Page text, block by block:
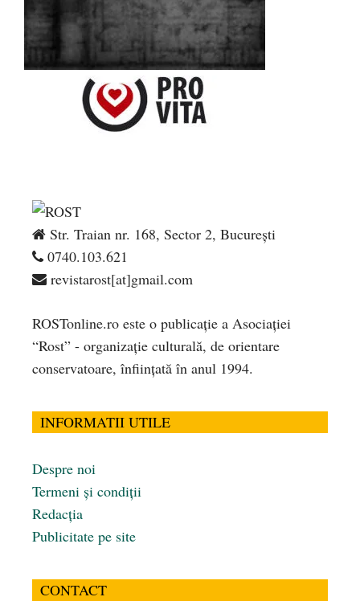
Str. Traian nr. 168, Sector 2, București
0740.103.621
revistarost[at]gmail.com
ROSTonline.ro este o publicaţie a Asociaţiei
“Rost” - organizaţie culturală, de orientare
conservatoare, înfiinţată în anul 1994.
INFORMATII UTILE
Despre noi
Termeni și condiții
Redacția
Publicitate pe site
CONTACT